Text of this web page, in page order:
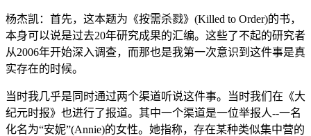
杨杰凯：首先，这本题为《按需杀戮》(Killed to Order)的书，
本身可以说是过去20年研究成果的汇编。这些了不起的研究者
从2006年开始深入调查，而那也是我第一次意识到这件事是真
实存在的时候。
当时我几乎是同时通过两个渠道听说这件事。当时我们在《大
纪元时报》也进行了报道。其中一个渠道是一位举报人--一名
化名为“安妮”(Annie)的女性。她指称，存在某种类似集中营的